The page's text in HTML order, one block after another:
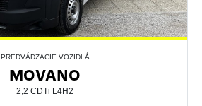
PREDVÁDZACIE VOZIDLÁ
MOVANO
2,2 CDTi L4H2